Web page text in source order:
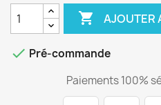
 AJOUTER
 Pré-commande
Paiements 100%